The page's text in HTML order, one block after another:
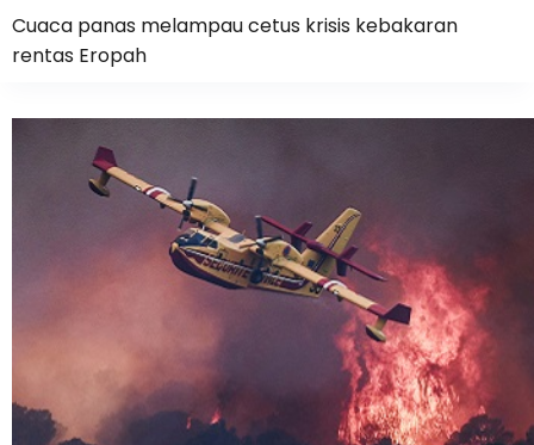
Cuaca panas melampau cetus krisis kebakaran
rentas Eropah